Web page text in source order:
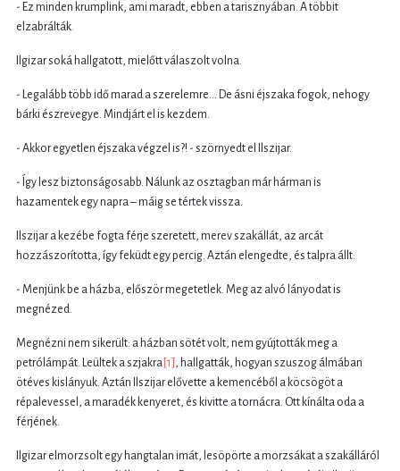
- Ez minden krumplink, ami maradt, ebben a tarisznyában. A többit
elzabrálták.
Ilgizar soká hallgatott, mielőtt válaszolt volna.
- Legalább több idő marad a szerelemre… De ásni éjszaka fogok, nehogy
bárki észrevegye. Mindjárt el is kezdem.
- Akkor egyetlen éjszaka végzel is?! - szörnyedt el Ilszijar.
- Így lesz biztonságosabb. Nálunk az osztagban már hárman is
hazamentek egy napra – máig se tértek vissza.
Ilszijar a kezébe fogta férje szeretett, merev szakállát, az arcát
hozzászorította, így feküdt egy percig. Aztán elengedte, és talpra állt:
- Menjünk be a házba, először megetetlek. Meg az alvó lányodat is
megnézed.
Megnézni nem sikerült: a házban sötét volt, nem gyújtották meg a
petrólámpát. Leültek a szjakra [1] , hallgatták, hogyan szuszog álmában
ötéves kislányuk. Aztán Ilszijar elővette a kemencéből a köcsögöt a
répalevessel, a maradék kenyeret, és kivitte a tornácra. Ott kínálta oda a
férjének.
Ilgizar elmorzsolt egy hangtalan imát, lesöpörte a morzsákat a szakálláról